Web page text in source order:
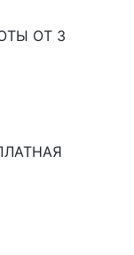
ОТ 3